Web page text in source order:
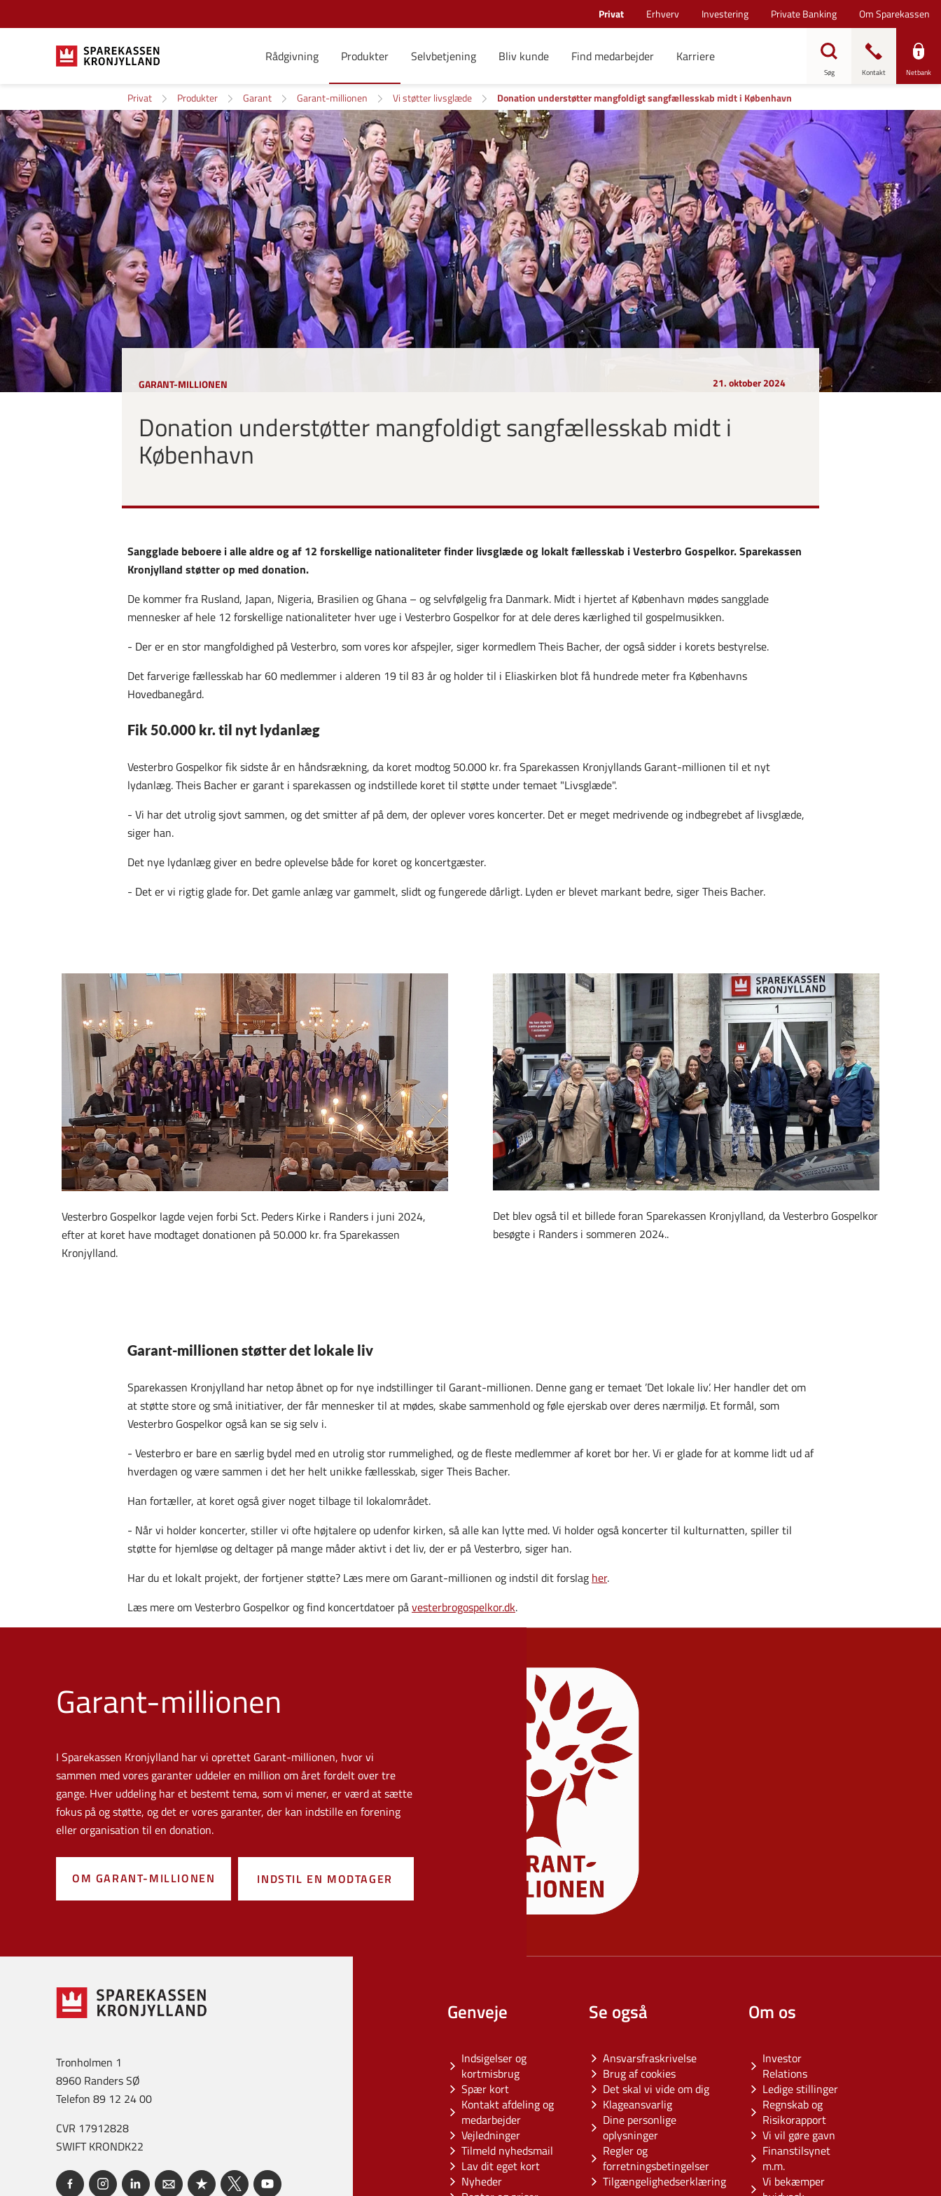
Privat Erhverv Investering Private Banking Om Sparekassen
Rådgivning Produkter Selvbetjening Bliv kunde Find medarbejder Karriere
Søg Kontakt Netbank
Privat Produkter Garant Garant-millionen Vi støtter livsglæde Donation understøtter mangfoldigt sangfællesskab midt i København
GARANT-MILLIONEN
Donation understøtter mangfoldigt sangfællesskab midt i
København
21. oktober 2024
Sangglade beboere i alle aldre og af 12 forskellige nationaliteter finder livsglæde og lokalt fællesskab i Vesterbro Gospelkor. Sparekassen
Kronjylland støtter op med donation.
De kommer fra Rusland, Japan, Nigeria, Brasilien og Ghana – og selvfølgelig fra Danmark. Midt i hjertet af København mødes sangglade
mennesker af hele 12 forskellige nationaliteter hver uge i Vesterbro Gospelkor for at dele deres kærlighed til gospelmusikken.
- Der er en stor mangfoldighed på Vesterbro, som vores kor afspejler, siger kormedlem Theis Bacher, der også sidder i korets bestyrelse.
Det farverige fællesskab har 60 medlemmer i alderen 19 til 83 år og holder til i Eliaskirken blot få hundrede meter fra Københavns
Hovedbanegård.
Fik 50.000 kr. til nyt lydanlæg
Vesterbro Gospelkor fik sidste år en håndsrækning, da koret modtog 50.000 kr. fra Sparekassen Kronjyllands Garant-millionen til et nyt
lydanlæg. Theis Bacher er garant i sparekassen og indstillede koret til støtte under temaet "Livsglæde".
- Vi har det utrolig sjovt sammen, og det smitter af på dem, der oplever vores koncerter. Det er meget medrivende og indbegrebet af livsglæde,
siger han.
Det nye lydanlæg giver en bedre oplevelse både for koret og koncertgæster.
- Det er vi rigtig glade for. Det gamle anlæg var gammelt, slidt og fungerede dårligt. Lyden er blevet markant bedre, siger Theis Bacher.
Vesterbro Gospelkor lagde vejen forbi Sct. Peders Kirke i Randers i juni 2024,
efter at koret have modtaget donationen på 50.000 kr. fra Sparekassen
Kronjylland.
Det blev også til et billede foran Sparekassen Kronjylland, da Vesterbro Gospelkor
besøgte i Randers i sommeren 2024..
Garant-millionen støtter det lokale liv
Sparekassen Kronjylland har netop åbnet op for nye indstillinger til Garant-millionen. Denne gang er temaet ’Det lokale liv’. Her handler det om
at støtte store og små initiativer, der får mennesker til at mødes, skabe sammenhold og føle ejerskab over deres nærmiljø. Et formål, som
Vesterbro Gospelkor også kan se sig selv i.
- Vesterbro er bare en særlig bydel med en utrolig stor rummelighed, og de fleste medlemmer af koret bor her. Vi er glade for at komme lidt ud af
hverdagen og være sammen i det her helt unikke fællesskab, siger Theis Bacher.
Han fortæller, at koret også giver noget tilbage til lokalområdet.
- Når vi holder koncerter, stiller vi ofte højtalere op udenfor kirken, så alle kan lytte med. Vi holder også koncerter til kulturnatten, spiller til
støtte for hjemløse og deltager på mange måder aktivt i det liv, der er på Vesterbro, siger han.
Har du et lokalt projekt, der fortjener støtte? Læs mere om Garant-millionen og indstil dit forslag her.
Læs mere om Vesterbro Gospelkor og find koncertdatoer påvesterbrogospelkor.dk.
Garant-millionen
I Sparekassen Kronjylland har vi oprettet Garant-millionen, hvor vi
sammen med vores garanter uddeler en million om året fordelt over tre
gange. Hver uddeling har et bestemt tema, som vi mener, er værd at sætte
fokus på og støtte, og det er vores garanter, der kan indstille en forening
eller organisation til en donation.
OM GARANT-MILLIONEN INDSTIL EN MODTAGER
Genveje
Indsigelser og
kortmisbrug
Spær kort
Kontakt afdeling og
medarbejder
Vejledninger
Tilmeld nyhedsmail
Lav dit eget kort
Nyheder
Se også
Ansvarsfraskrivelse
Brug af cookies
Det skal vi vide om dig
Klageansvarlig
Dine personlige
oplysninger
Regler og
forretningsbetingelser
Tilgængelighedserklæring
Om os
Investor
Relations
Ledige stillinger
Regnskab og
Risikorapport
Vi vil gøre gavn
Finanstilsynet
m.m.
Vi bekæmper
Tronholmen 1
8960 Randers SØ
Telefon 89 12 24 00
CVR 17912828
SWIFT KRONDK22